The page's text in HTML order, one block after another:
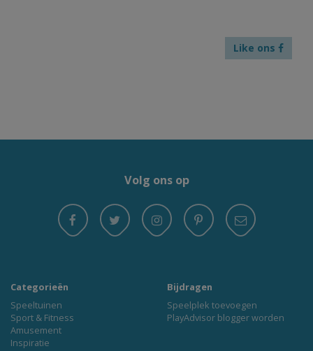
Like ons
Volg ons op
Categorieën
Speeltuinen
Sport & Fitness
Amusement
Inspiratie
Bijdragen
Speelplek toevoegen
PlayAdvisor blogger worden